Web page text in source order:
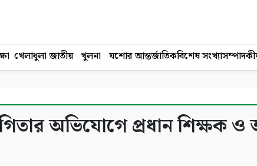
খেলাধুলা জাতীয় খুলনা যশোর আন্তর্জাতিকবিশেষ সংখ্যা
অভিযোগে প্রধান শিক্ষক